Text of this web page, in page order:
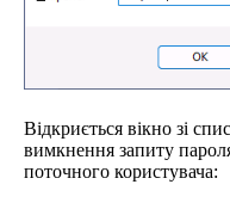
Відкриється вікно зі
вимкнення запиту
поточного користувача: